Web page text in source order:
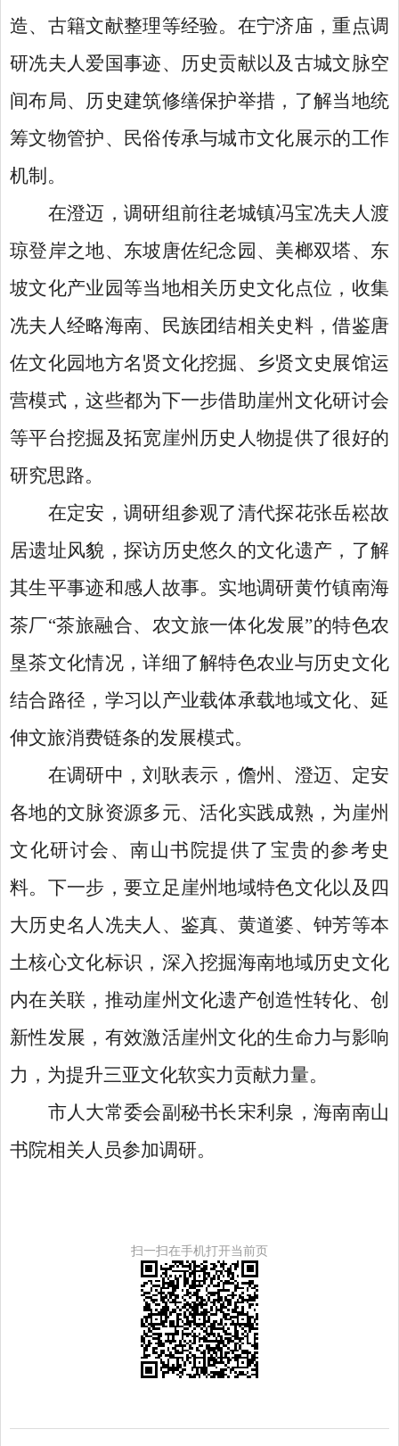
造、古籍文献整理等经验。在宁济庙，重点调
研冼夫人爱国事迹、历史贡献以及古城文脉空
间布局、历史建筑修缮保护举措，了解当地统
筹文物管护、民俗传承与城市文化展示的工作
机制。
在澄迈，调研组前往老城镇冯宝冼夫人渡
琼登岸之地、东坡唐佐纪念园、美榔双塔、东
坡文化产业园等当地相关历史文化点位，收集
冼夫人经略海南、民族团结相关史料，借鉴唐
佐文化园地方名贤文化挖掘、乡贤文史展馆运
营模式，这些都为下一步借助崖州文化研讨会
等平台挖掘及拓宽崖州历史人物提供了很好的
研究思路。
在定安，调研组参观了清代探花张岳崧故
居遗址风貌，探访历史悠久的文化遗产，了解
其生平事迹和感人故事。实地调研黄竹镇南海
茶厂“茶旅融合、农文旅一体化发展”的特色农
垦茶文化情况，详细了解特色农业与历史文化
结合路径，学习以产业载体承载地域文化、延
伸文旅消费链条的发展模式。
在调研中，刘耿表示，儋州、澄迈、定安
各地的文脉资源多元、活化实践成熟，为崖州
文化研讨会、南山书院提供了宝贵的参考史
料。下一步，要立足崖州地域特色文化以及四
大历史名人冼夫人、鉴真、黄道婆、钟芳等本
土核心文化标识，深入挖掘海南地域历史文化
内在关联，推动崖州文化遗产创造性转化、创
新性发展，有效激活崖州文化的生命力与影响
力，为提升三亚文化软实力贡献力量。
市人大常委会副秘书长宋利泉，海南南山
书院相关人员参加调研。
扫一扫在手机打开当前页